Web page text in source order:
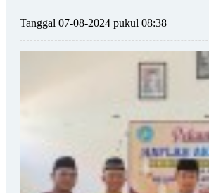
Tanggal 07-08-2024 pukul 08:38